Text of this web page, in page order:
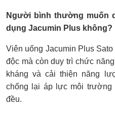
Người bình thường muốn
dụng Jacumin Plus không?
Viên uống Jacumin Plus
độc mà còn duy trì chức
kháng và cải thiện năng
chống lại áp lực môi trường
đều.